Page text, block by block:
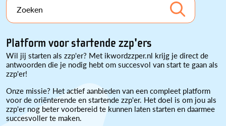
Zoeken
Platform voor startende zzp'ers
Wil jij starten als zzp'er? Met ikwordzzper.nl krijg je direct de
antwoorden die je nodig hebt om succesvol van start te gaan als
zzp'er!
Onze missie? Het actief aanbieden van een compleet platform
voor de oriënterende en startende zzp'er. Het doel is om jou als
zzp'er nog beter voorbereid te kunnen laten starten en daarmee
succesvoller te maken.